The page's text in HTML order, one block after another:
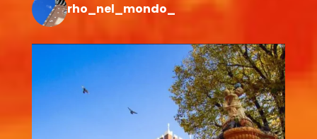
rho_nel_mondo_